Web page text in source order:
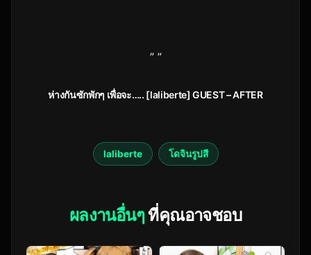
” ”
ห่างกันซักพักๆ เพื่อจะ….. [laliberte] GUEST – AFTER
laliberte โดจินรูปสี
ผลงานอื่นๆที่คุณอาจชอบ